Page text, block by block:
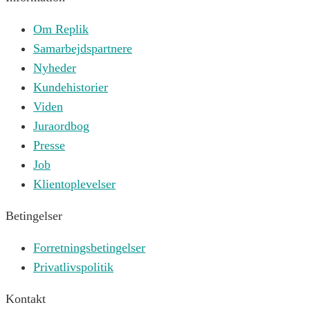
Om Replik
Samarbejdspartnere
Nyheder
Kundehistorier
Viden
Juraordbog
Presse
Job
Klientoplevelser
Betingelser
Forretningsbetingelser
Privatlivspolitik
Kontakt